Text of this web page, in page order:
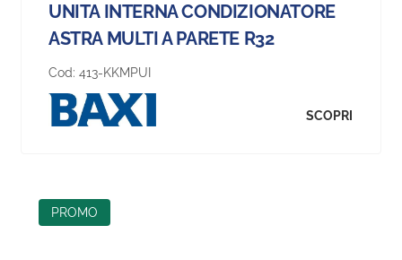
UNITA INTERNA CONDIZIONATORE
ASTRA MULTI A PARETE R32
Cod: 413-KKMPUI
SCOPRI
PROMO